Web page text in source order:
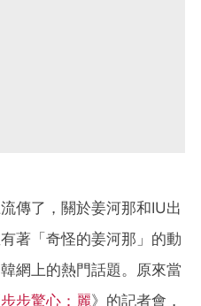
傳了，關於姜河那和IU出
著「奇怪的姜河那」的動
網上的熱門話題。原來當
步步驚心：麗》的記者會，